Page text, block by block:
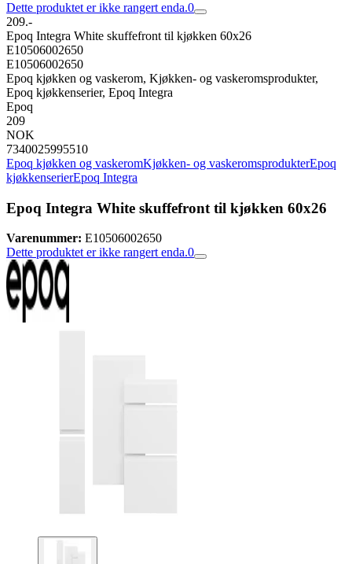
Dette produktet er ikke rangert enda.0
209.-
Epoq Integra White skuffefront til kjøkken 60x26
E10506002650
E10506002650
Epoq kjøkken og vaskerom, Kjøkken- og vaskeromsprodukter,
Epoq kjøkkenserier, Epoq Integra
Epoq
209
NOK
7340025995510
Epoq kjøkken og vaskeromKjøkken- og vaskeromsprodukterEpoq
kjøkkenserierEpoq Integra
Epoq Integra White skuffefront til kjøkken 60x26
Varenummer: E10506002650
Dette produktet er ikke rangert enda.0